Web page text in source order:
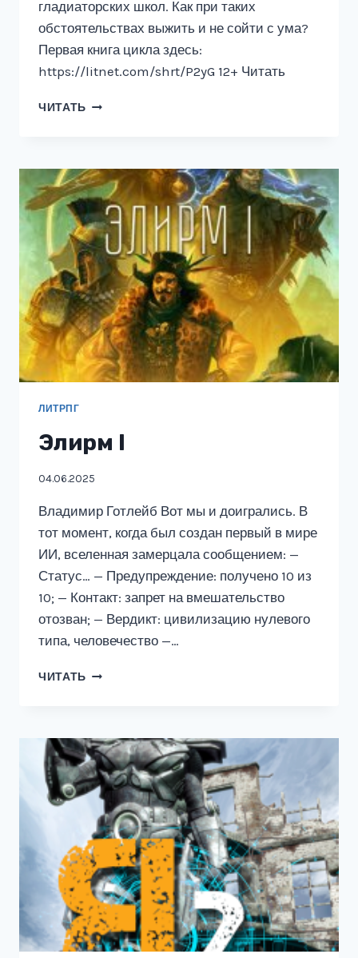
гладиаторских школ. Как при таких
обстоятельствах выжить и не сойти с ума?
Первая книга цикла здесь:
https://litnet.com/shrt/P2yG 12+ Читать
ЧИТАТЬ СИЛЬНЫЙ
ОКОВЫ
ЛИТРПГ
Элирм I
04.06.2025
Владимир Готлейб Вот мы и доигрались. В
тот момент, когда был создан первый в мире
ИИ, вселенная замерцала сообщением: —
Статус… — Предупреждение: получено 10 из
10; — Контакт: запрет на вмешательство
отозван; — Вердикт: цивилизацию нулевого
типа, человечество —…
ЧИТАТЬ ЭЛИРМ